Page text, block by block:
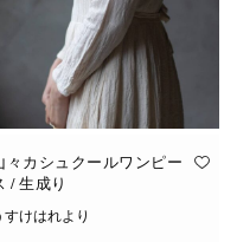
々カシュクールワンピー
/ 生成り
すけはれより